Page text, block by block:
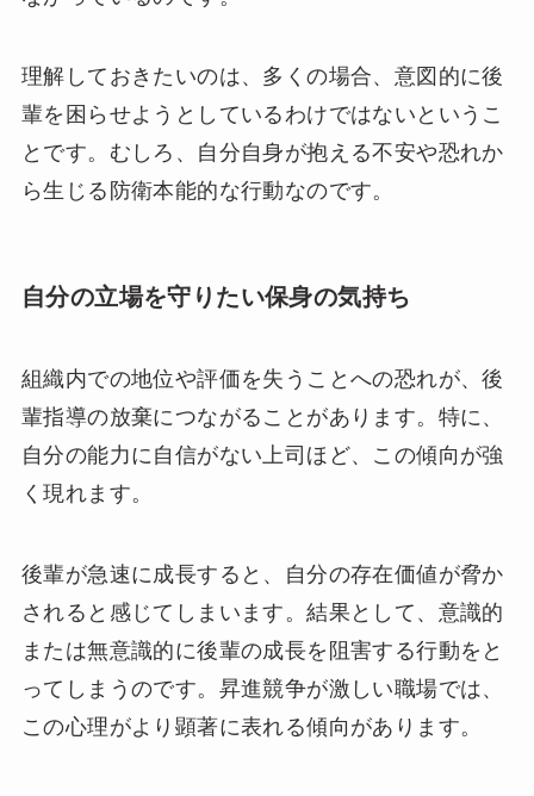
理解しておきたいのは、多くの場合、意図的に後
輩を困らせようとしているわけではないというこ
とです。むしろ、自分自身が抱える不安や恐れか
ら生じる防衛本能的な行動なのです。
自分の立場を守りたい保身の気持ち
組織内での地位や評価を失うことへの恐れが、後
輩指導の放棄につながることがあります。特に、
自分の能力に自信がない上司ほど、この傾向が強
く現れます。
後輩が急速に成長すると、自分の存在価値が脅か
されると感じてしまいます。結果として、意識的
または無意識的に後輩の成長を阻害する行動をと
ってしまうのです。昇進競争が激しい職場では、
この心理がより顕著に表れる傾向があります。